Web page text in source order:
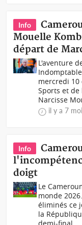
Info
Mouelle
départ de
L'aventure
mercredi 10
Sports et
Narcisse
il y a 7
Info
doigt
Le
monde
éliminés ce
la